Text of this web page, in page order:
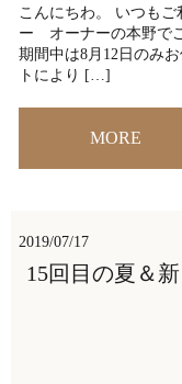
こんにちわ。 いつも
ー オーナーの本野で
期間中は8月12日のみ
トにより […]
MORE
2019/07/17
15回目の夏＆